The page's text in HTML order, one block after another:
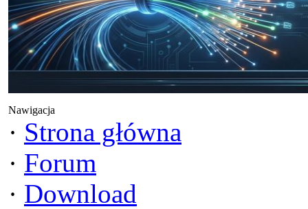
Nawigacja
· Strona główna
· Forum
· Download